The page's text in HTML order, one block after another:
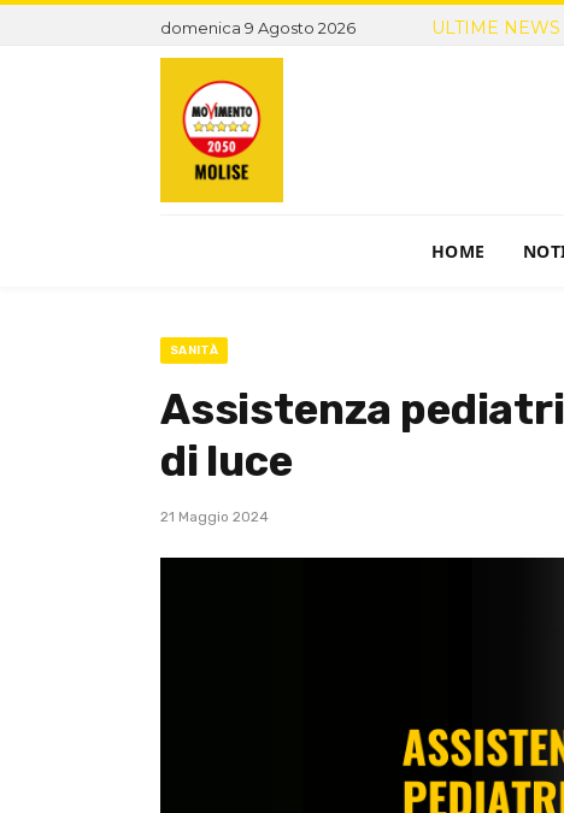
domenica 9 Agosto 2026 ULTIME NEWS
HOME
SANITÀ
Assistenza
di luce
21 Maggio 2024